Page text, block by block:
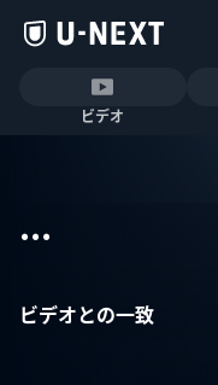
ビデオ
...
ビデオとの一致